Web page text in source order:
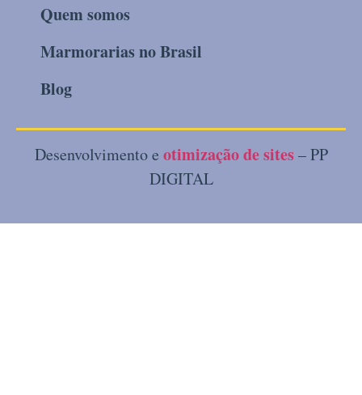
Quem somos
Marmorarias no Brasil
Blog
Desenvolvimento e otimização de sites – PP
DIGITAL